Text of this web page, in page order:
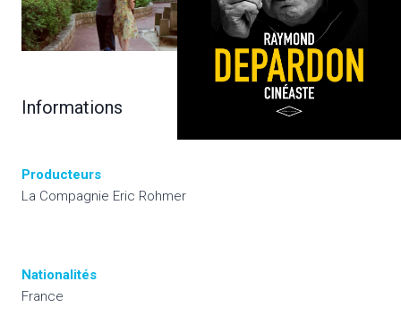
Informations
Producteurs
La Compagnie Eric Rohmer
Nationalités
France